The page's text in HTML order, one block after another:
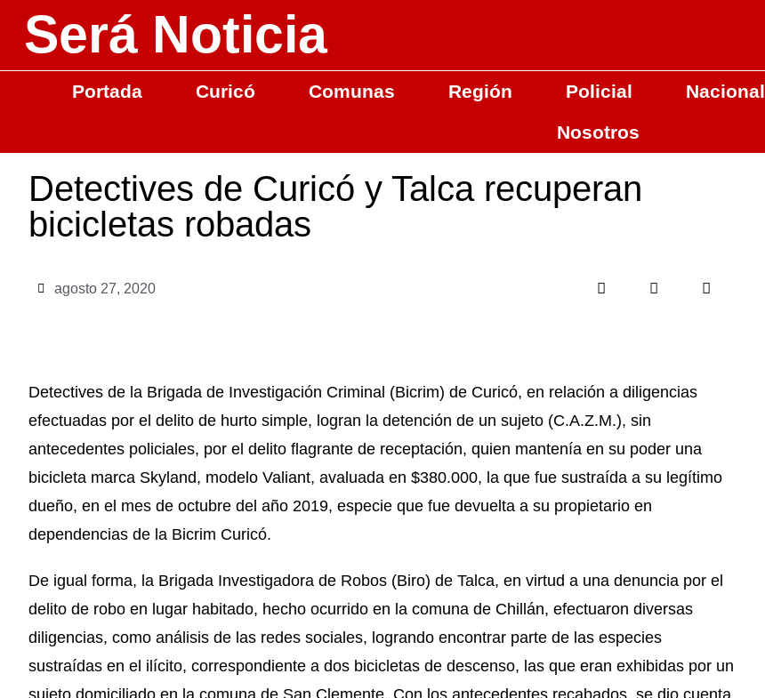
Será Noticia
Portada Curicó Comunas Región Policial Nacional
Nosotros
Detectives de Curicó y Talca recuperan
bicicletas robadas
agosto 27, 2020
Detectives de la Brigada de Investigación Criminal (Bicrim) de Curicó, en relación a diligencias
efectuadas por el delito de hurto simple, logran la detención de un sujeto (C.A.Z.M.), sin
antecedentes policiales, por el delito flagrante de receptación, quien mantenía en su poder una
bicicleta marca Skyland, modelo Valiant, avaluada en $380.000, la que fue sustraída a su legítimo
dueño, en el mes de octubre del año 2019, especie que fue devuelta a su propietario en
dependencias de la Bicrim Curicó.
De igual forma, la Brigada Investigadora de Robos (Biro) de Talca, en virtud a una denuncia por el
delito de robo en lugar habitado, hecho ocurrido en la comuna de Chillán, efectuaron diversas
diligencias, como análisis de las redes sociales, logrando encontrar parte de las especies
sustraídas en el ilícito, correspondiente a dos bicicletas de descenso, las que eran exhibidas por un
sujeto domiciliado en la comuna de San Clemente. Con los antecedentes recabados, se dio cuenta